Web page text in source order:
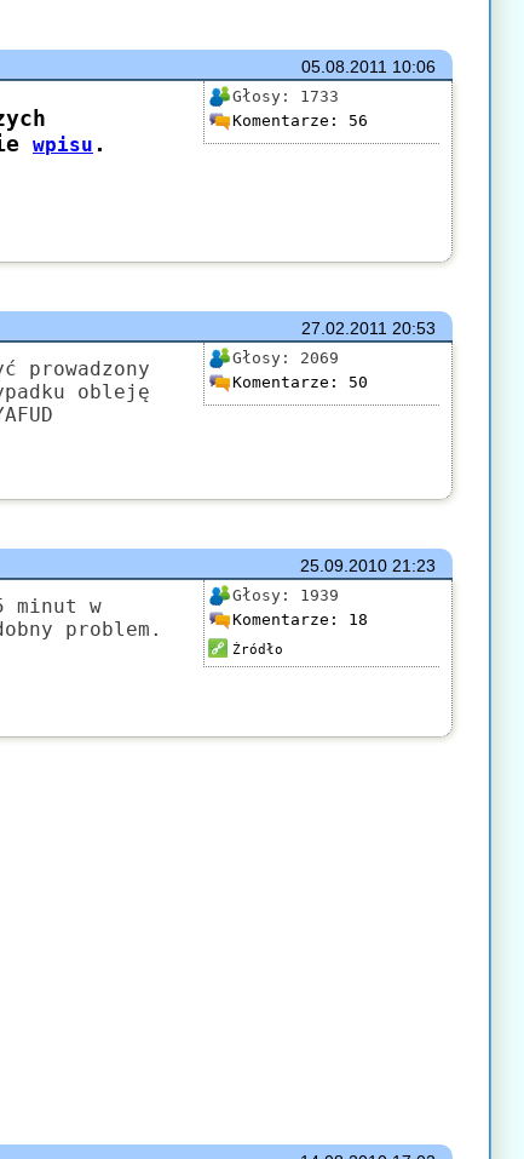
komentarz 05.08.2011 10:06
Głosy: 1733
Komentarze: 56
27.02.2011 20:53
Głosy: 2069
Komentarze: 50
prowadzony
obleję
25.09.201021:23
Głosy: 1939
Komentarze: 18
Źródło
minut w
problem.